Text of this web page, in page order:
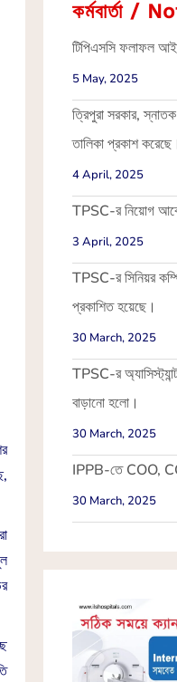
কর্মবার্তা /
টিপিএসসি ফলাফল
5 May, 2025
ত্রিপুরা সরকার,
তালিকা প্রকাশ করেছে।
4 April, 2025
TPSC-র নিয়োগ
3 April, 2025
TPSC-র সিনিয়র
প্রকাশিত হয়েছে।
30 March, 2025
TPSC-র
বাড়ানো হলো।
30 March, 2025
IPPB-তে COO,
30 March, 2025